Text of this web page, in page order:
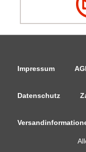
Impressum
Datenschutz